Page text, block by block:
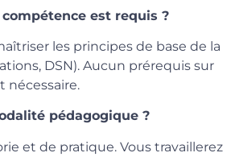
est requis ?
les principes de base de la
DSN). Aucun prérequis sur
nécessaire.
pédagogique ?
et de pratique. Vous travaillerez